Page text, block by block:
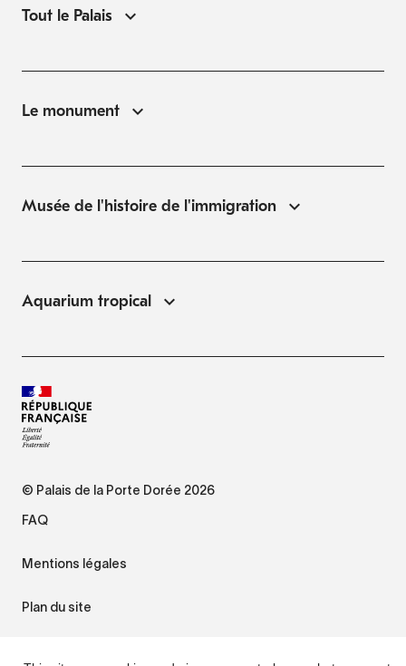
Tout le Palais
Le monument
Musée de l'histoire de l'immigration
Aquarium tropical
© Palais de la Porte Dorée 2026
FAQ
Mentions légales
Plan du site